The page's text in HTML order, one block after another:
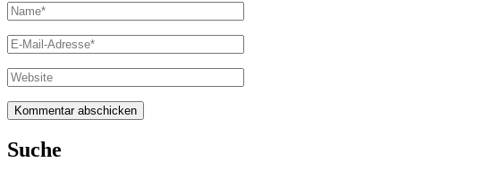
Name*
E-
Mail-
Adresse*
Website
Suche